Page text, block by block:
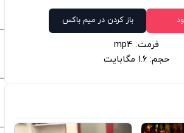
باز کردن در میم باکس
فرمت: mp4
حجم: 1.6 مگابایت